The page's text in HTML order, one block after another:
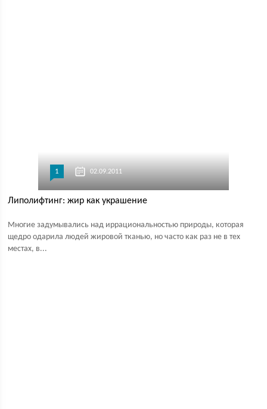
1 02.09.2011
Липолифтинг: жир как украшение
Многие задумывались над иррациональностью природы, которая
щедро одарила людей жировой тканью, но часто как раз не в тех
местах, в...